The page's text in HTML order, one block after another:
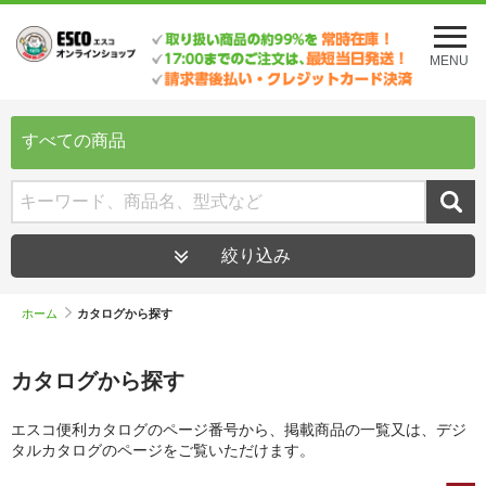
メ
ニ
ュ
を
MENU
すべての商品
絞り込み
ホーム カタログから探す
カタログから探す
エスコ便利カタログのページ番号から、掲載商品の一覧又は、デジ
タルカタログのページをご覧いただけます。